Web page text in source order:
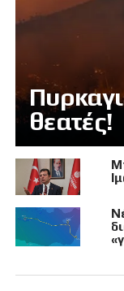
θεατές!